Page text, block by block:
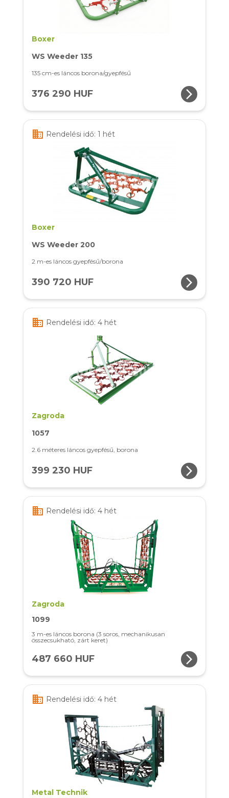
Boxer
WS Weeder 135
135 cm-es láncos borona/gyepfésű
376 290 HUF arrow_forward_ios
business Rendelési idő: 1 hét
Boxer
WS Weeder 200
2 m-es láncos gyepfésű/borona
390 720 HUF arrow_forward_ios
business Rendelési idő: 4 hét
Zagroda
1057
2.6 méteres láncos gyepfésű, borona
399 230 HUF arrow_forward_ios
business Rendelési idő: 4 hét
Zagroda
1099
3 m-es láncos borona (3 soros, mechanikusan
összecsukható, zárt keret)
487 660 HUF arrow_forward_ios
business Rendelési idő: 4 hét
Metal Technik